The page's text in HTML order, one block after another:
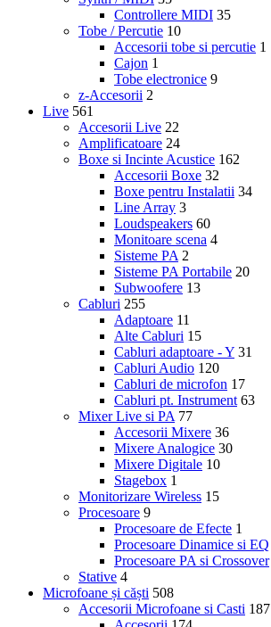
Controllere MIDI 35
Tobe / Percutie 10
Accesorii tobe si percutie 1
Cajon 1
Tobe electronice 9
z-Accesorii 2
Live 561
Accesorii Live 22
Amplificatoare 24
Boxe si Incinte Acustice 162
Accesorii Boxe 32
Boxe pentru Instalatii 34
Line Array 3
Loudspeakers 60
Monitoare scena 4
Sisteme PA 2
Sisteme PA Portabile 20
Subwoofere 13
Cabluri 255
Adaptoare 11
Alte Cabluri 15
Cabluri adaptoare - Y 31
Cabluri Audio 120
Cabluri de microfon 17
Cabluri pt. Instrument 63
Mixer Live si PA 77
Accesorii Mixere 36
Mixere Analogice 30
Mixere Digitale 10
Stagebox 1
Monitorizare Wireless 15
Procesoare 9
Procesoare de Efecte 1
Procesoare Dinamice si EQ
Procesoare PA si Crossover
Stative 4
Microfoane și căști 508
Accesorii Microfoane si Casti 187